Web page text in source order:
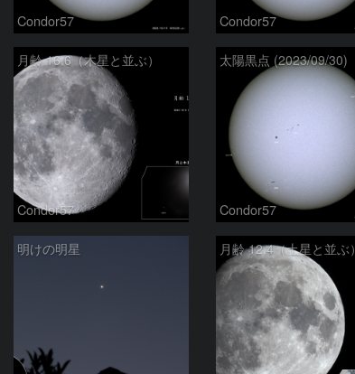
Condor57 Condor57
月齢 16.6（木星と並ぶ）
Condor57
太陽黒点 (2023/09/30)
Condor57
明けの明星 月齢 12.4（土星と並ぶ）